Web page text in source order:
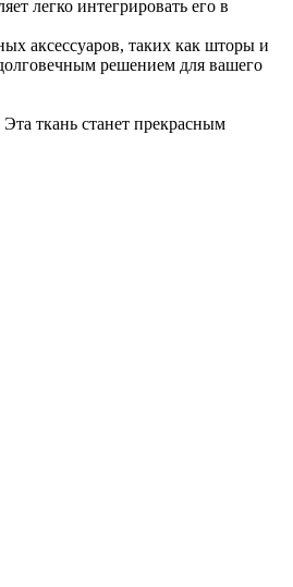
легко интегрировать его в
аксессуаров, таких как шторы и
решением для вашего
ткань станет прекрасным